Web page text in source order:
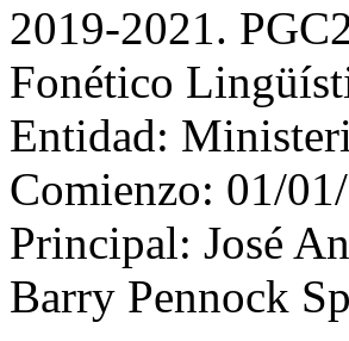
2019-2021.
Fonético
Entidad:
Comienzo: 01/
Principal: José
Barry Pennock